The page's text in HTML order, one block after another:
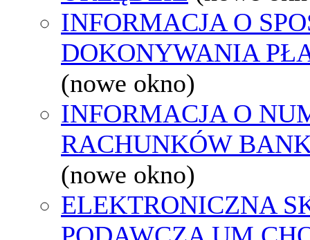
INFORMACJA O
DOKONYWANIA
(nowe okno)
INFORMACJA O
RACHUNKÓW
(nowe okno)
ELEKTRONICZNA